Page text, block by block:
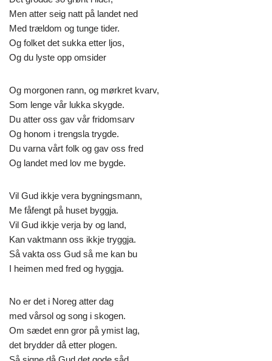
Men atter seig natt på landet ned
Med trældom og tunge tider.
Og folket det sukka etter ljos,
Og du lyste opp omsider
Og morgonen rann, og mørkret kvarv,
Som lenge vår lukka skygde.
Du atter oss gav vår fridomsarv
Og honom i trengsla trygde.
Du varna vårt folk og gav oss fred
Og landet med lov me bygde.
Vil Gud ikkje vera bygningsmann,
Me fåfengt på huset byggja.
Vil Gud ikkje verja by og land,
Kan vaktmann oss ikkje tryggja.
Så vakta oss Gud så me kan bu
I heimen med fred og hyggja.
No er det i Noreg atter dag
med vårsol og song i skogen.
Om sædet enn gror på ymist lag,
det brydder då etter plogen.